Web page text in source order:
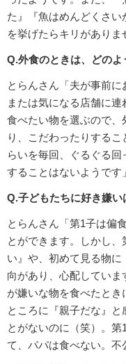
た』『魚はめんどくさ
を挙げたらキリがありま
Q.外食のときは、どのよ
とらんさん「夫が事前に
または気になる店舗に
食べたい物を選ぶので、
り、こだわったりする
らいを毎回、ぐるぐる
することはないようです」
Q.子どもたちに好き嫌い
とらんさん「第1子は偏
とができます。しかし
い』や、初めて見る物
向があり、心配してい
が嫌いな物を食べたと
ところに『親子だな』
とがないのに（笑）。
て、パパは食べない。不